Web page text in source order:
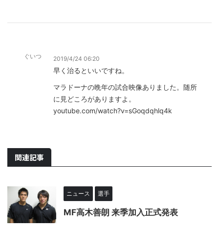
ぐいつ 2019/4/24 06:20
早く治るといいですね。
マラドーナの晩年の試合映像ありました。随所
に見どころがありますよ。
youtube.com/watch?v=sGoqdqhlq4k
関連記事
ニュース 選手
MF高木善朗 来季加入正式発表